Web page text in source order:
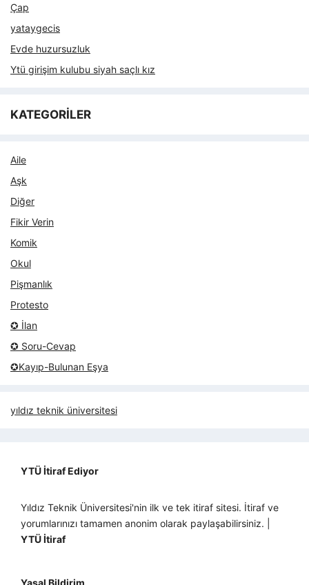
Çap
yataygecis
Evde huzursuzluk
Ytü girişim kulubu siyah saçlı kız
KATEGORİLER
Aile
Aşk
Diğer
Fikir Verin
Komik
Okul
Pişmanlık
Protesto
✪ İlan
✪ Soru-Cevap
✪Kayıp-Bulunan Eşya
yıldız teknik üniversitesi
YTÜ İtiraf Ediyor
Yıldız Teknik Üniversitesi'nin ilk ve tek itiraf sitesi. İtiraf ve
yorumlarınızı tamamen anonim olarak paylaşabilirsiniz. |
YTÜ İtiraf
Yasal Bildirim